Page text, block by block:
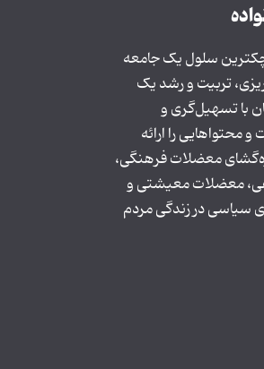
سلول یک جامعه
تربیت و رشد یک
با تسهیل‌گری و
محتواهایی را ارائه
معضلات فرهنگی،
معضلات معیشتی و
سیاسی در زندگی مردم